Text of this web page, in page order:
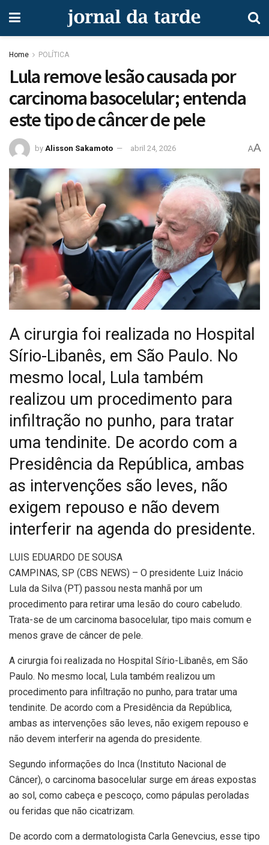
Home POLÍTICA
Lula remove lesão causada por
carcinoma basocelular; entenda
este tipo de câncer de pele
by Alisson Sakamoto abril 24, 2026 AA
A cirurgia foi realizada no Hospital
Sírio-Libanês, em São Paulo. No
mesmo local, Lula também
realizou um procedimento para
infiltração no punho, para tratar
uma tendinite. De acordo com a
Presidência da República, ambas
as intervenções são leves, não
exigem repouso e não devem
interferir na agenda do presidente.
LUIS EDUARDO DE SOUSA
CAMPINAS, SP (CBS NEWS) – O presidente Luiz Inácio
Lula da Silva (PT) passou nesta manhã por um
procedimento para retirar uma lesão do couro cabeludo.
Trata-se de um carcinoma basocelular, tipo mais comum e
menos grave de câncer de pele.
A cirurgia foi realizada no Hospital Sírio-Libanês, em São
Paulo. No mesmo local, Lula também realizou um
procedimento para infiltração no punho, para tratar uma
tendinite. De acordo com a Presidência da República,
ambas as intervenções são leves, não exigem repouso e
não devem interferir na agenda do presidente.
Segundo informações do Inca (Instituto Nacional de
Câncer), o carcinoma basocelular surge em áreas expostas
ao sol, como cabeça e pescoço, como pápulas peroladas
ou feridas que não cicatrizam.
De acordo com a dermatologista Carla Genevcius, esse tipo